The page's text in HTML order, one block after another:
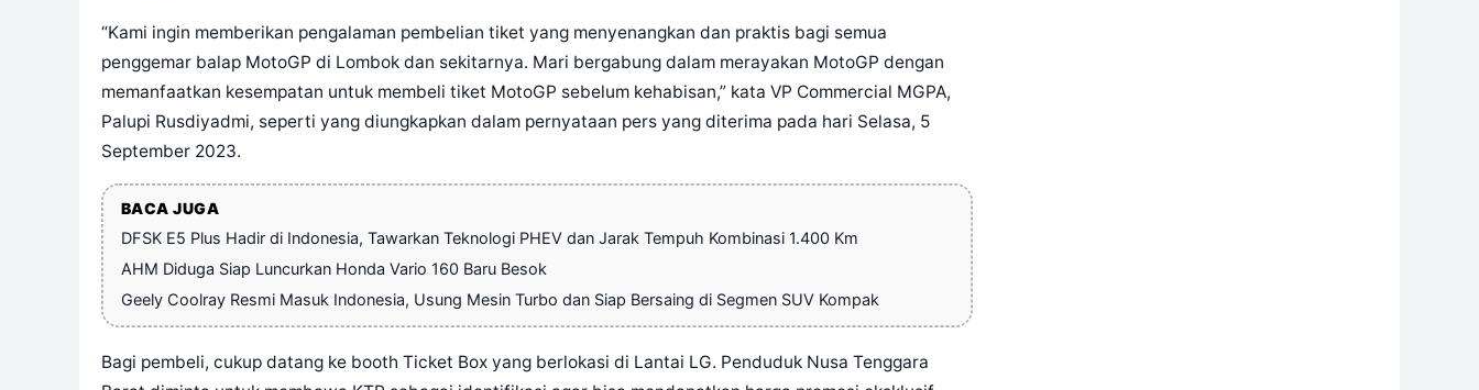
“Kami ingin memberikan pengalaman pembelian tiket yang menyenangkan dan praktis bagi semua
penggemar balap MotoGP di Lombok dan sekitarnya. Mari bergabung dalam merayakan MotoGP dengan
memanfaatkan kesempatan untuk membeli tiket MotoGP sebelum kehabisan,” kata VP Commercial MGPA,
Palupi Rusdiyadmi, seperti yang diungkapkan dalam pernyataan pers yang diterima pada hari Selasa, 5
September 2023.
BACA JUGA
DFSK E5 Plus Hadir di Indonesia, Tawarkan Teknologi PHEV dan Jarak Tempuh Kombinasi 1.400 Km
AHM Diduga Siap Luncurkan Honda Vario 160 Baru Besok
Geely Coolray Resmi Masuk Indonesia, Usung Mesin Turbo dan Siap Bersaing di Segmen SUV Kompak
Bagi pembeli, cukup datang ke booth Ticket Box yang berlokasi di Lantai LG. Penduduk Nusa Tenggara